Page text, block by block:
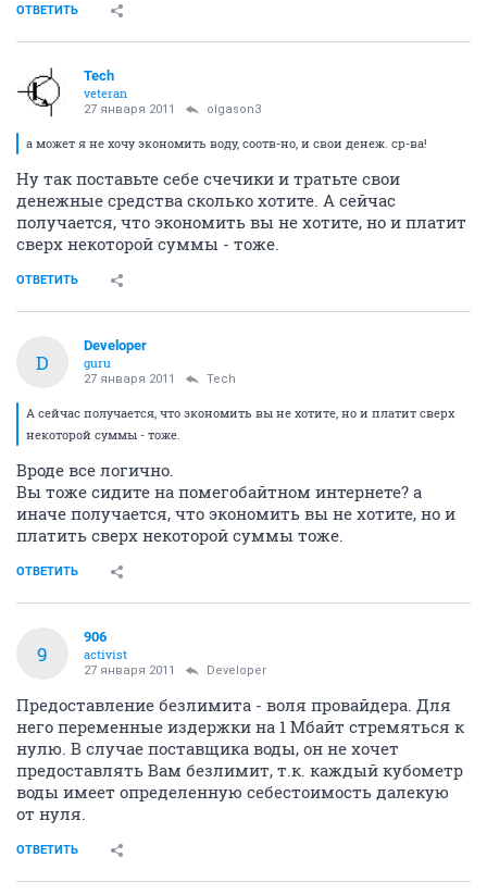
ОТВЕТИТЬ
Tech
veteran
27 января 2011 olgason3
а может я не хочу экономить воду, соотв-но, и свои денеж. ср-ва!
Ну так поставьте себе счечики и тратьте свои
денежные средства сколько хотите. А сейчас
получается, что экономить вы не хотите, но и платит
сверх некоторой суммы - тоже.
ОТВЕТИТЬ
D
Developer
guru
27 января 2011 Tech
А сейчас получается, что экономить вы не хотите, но и платит сверх
некоторой суммы - тоже.
Вроде все логично.
Вы тоже сидите на помегобайтном интернете? а
иначе получается, что экономить вы не хотите, но и
платить сверх некоторой суммы тоже.
ОТВЕТИТЬ
9
906
activist
27 января 2011 Developer
Предоставление безлимита - воля провайдера. Для
него переменные издержки на 1 Мбайт стремяться к
нулю. В случае поставщика воды, он не хочет
предоставлять Вам безлимит, т.к. каждый кубометр
воды имеет определенную себестоимость далекую
от нуля.
ОТВЕТИТЬ